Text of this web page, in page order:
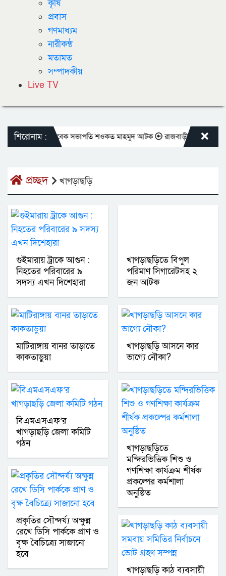
কৃষি
প্রবাস
গণমাধ্যম
নারীকন্ঠ
মতামত
সম্পাদকীয়
Live TV
শিরোনাম :
প্রেসক্লাবের সাবেক সভাপতি শওকত মাহমুদ আটক রাজবাড়ীতে বীর
প্রচ্ছদ খাগড়াছড়ি
গুইমারায় ট্রাকে আগুন :
নিহতের পরিবারের ৯
সদস্য এখন দিশেহারা
মাটিরাঙ্গায় বানর তাড়াতে
কাকতাড়ুয়া
বিএমএসএফ’র
খাগড়াছড়ি জেলা কমিটি
গঠন
প্রকৃতির সৌন্দর্য্য অক্ষুন্ন
রেখে ডিসি পার্ককে প্রাণ ও
বৃক্ষ বৈচিত্র্যে সাজানো
হবে
খাগড়াছড়িতে বিপুল
পরিমাণ সিগারেটসহ ২
জন আটক
খাগড়াছড়ি আসনে কার
ভাগ্যে নৌকা?
খাগড়াছড়িতে
মন্দিরভিত্তিক শিশু ও
গণশিক্ষা কার্যক্রম শীর্ষক
প্রকল্পের কর্মশালা
অনুষ্ঠিত
খাগড়াছড়ি কাঠ ব্যবসায়ী